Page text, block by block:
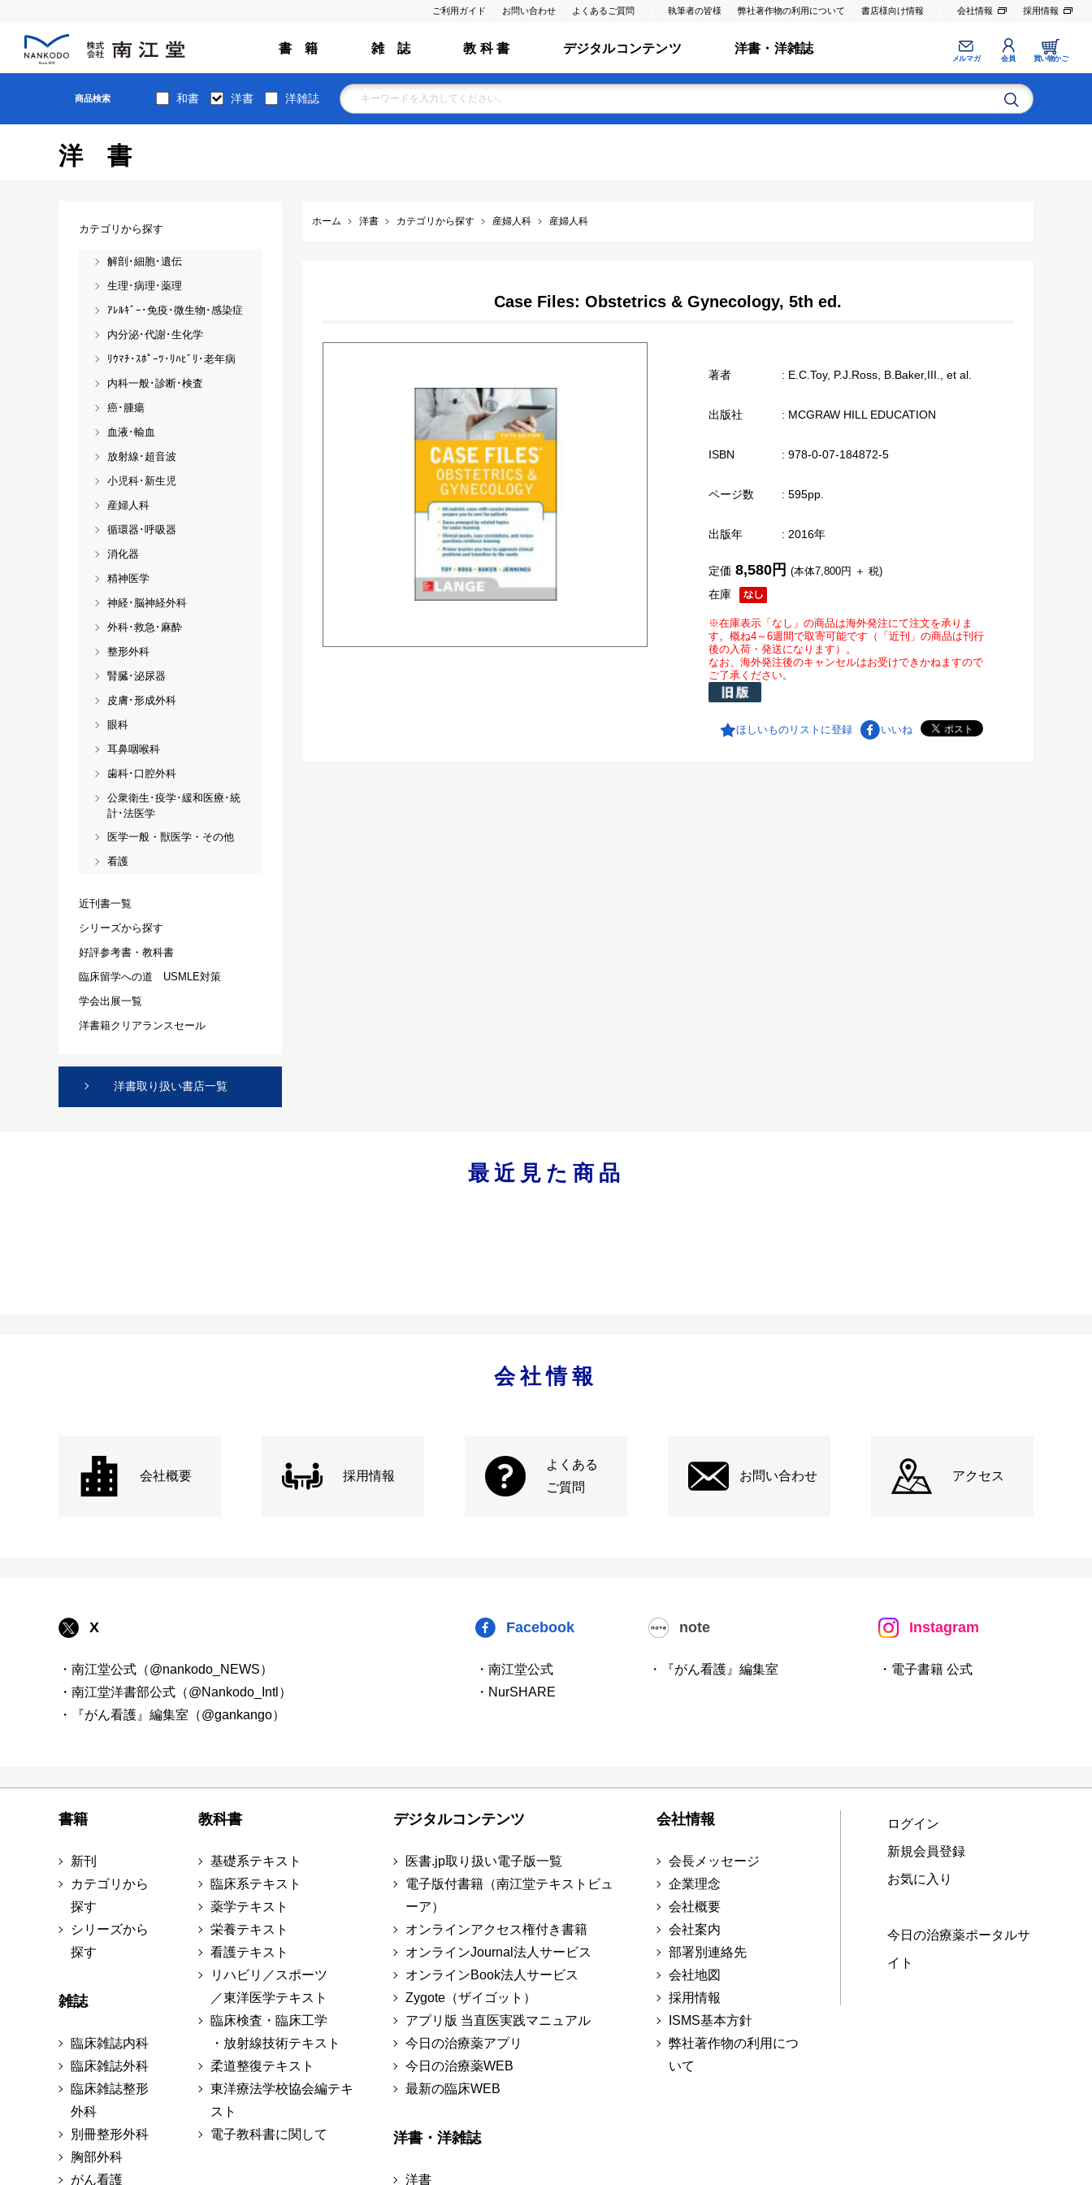
ご利用ガイド お問い合わせ よくあるご質問 執筆者の皆様 弊社著作物の利用について 書店様向け情報 会社情報 採用情報
書 籍 雑 誌 教 科 書 デジタルコンテンツ 洋書・洋雑誌
メルマガ 会員 買い物かご
商品検索 和書 洋書 洋雑誌
洋書
ホーム 洋書 カテゴリから探す 産婦人科 産婦人科
Case Files: Obstetrics & Gynecology, 5th ed.
著者 : E.C.Toy, P.J.Ross, B.Baker,III., et al.
出版社 : MCGRAW HILL EDUCATION
ISBN : 978-0-07-184872-5
ページ数 : 595pp.
出版年 : 2016年
在庫
定価 8,580円 (本体7,800円 ＋ 税)
※在庫表示「なし」の商品は海外発注にて注文を承りま
す。概ね4～6週間で取寄可能です（「近刊」の商品は刊行
後の入荷・発送になります）。
なお、海外発注後のキャンセルはお受けできかねますので
ご了承ください。
ほしいものリストに登録 いいね
カテゴリから探す
解剖･細胞･遺伝
生理･病理･薬理
ｱﾚﾙｷﾞｰ･免疫･微生物･感染症
内分泌･代謝･生化学
ﾘｳﾏﾁ･ｽﾎﾟｰﾂ･ﾘﾊﾋﾞﾘ･老年病
内科一般･診断･検査
癌･腫瘍
血液･輸血
放射線･超音波
小児科･新生児
産婦人科
循環器･呼吸器
消化器
精神医学
神経･脳神経外科
外科･救急･麻酔
整形外科
腎臓･泌尿器
皮膚･形成外科
眼科
耳鼻咽喉科
歯科･口腔外科
公衆衛生･疫学･緩和医療･統
計･法医学
医学一般・獣医学・その他
看護
近刊書一覧
シリーズから探す
好評参考書・教科書
臨床留学への道 USMLE対策
学会出展一覧
洋書籍クリアランスセール
洋書取り扱い書店一覧
最近見た商品
会社情報
会社概要 採用情報
よくある
ご質問
お問い合わせ アクセス
X
・南江堂公式（@nankodo_NEWS）
・南江堂洋書部公式（@Nankodo_Intl）
・『がん看護』編集室（@gankango）
Facebook
・南江堂公式
・NurSHARE
note
・『がん看護』編集室
Instagram
・電子書籍 公式
書籍
新刊
カテゴリから
探す
シリーズから
探す
雑誌
臨床雑誌内科
臨床雑誌外科
臨床雑誌整形
外科
別冊整形外科
胸部外科
がん看護
教科書
基礎系テキスト
臨床系テキスト
薬学テキスト
栄養テキスト
看護テキスト
リハビリ／スポーツ
／東洋医学テキスト
臨床検査・臨床工学
・放射線技術テキスト
柔道整復テキスト
東洋療法学校協会編テキ
スト
電子教科書に関して
デジタルコンテンツ
医書.jp取り扱い電子版一覧
電子版付書籍（南江堂テキストビュ
ーア）
オンラインアクセス権付き書籍
オンラインJournal法人サービス
オンラインBook法人サービス
Zygote（ザイゴット）
アプリ版 当直医実践マニュアル
今日の治療薬アプリ
今日の治療薬WEB
最新の臨床WEB
洋書・洋雑誌
洋書
会社情報
会長メッセージ
企業理念
会社概要
会社案内
部署別連絡先
会社地図
採用情報
ISMS基本方針
弊社著作物の利用につ
いて
ログイン
新規会員登録
お気に入り
今日の治療薬ポータルサ
イト